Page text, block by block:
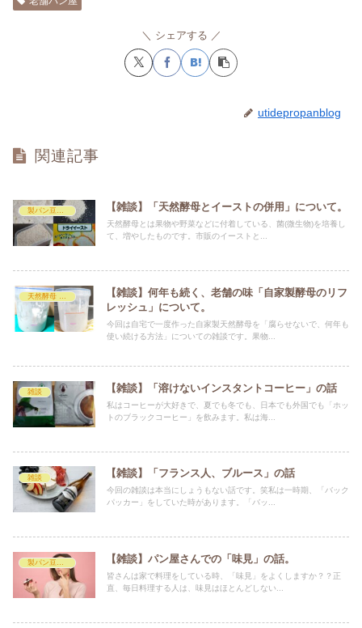
シェアする
utidepropanblog
関連記事
製パン豆知識 【雑談】「天然酵母とイーストの併用」について。
天然酵母とは果物や野菜などに付着している、菌(微生物)を培養し
て、増やしたものです。市販のイーストと...
【雑談】何年も続く、老舗の味「自家製酵母のリフ
レッシュ」について。
今回は自宅で一度作った自家製天然酵母を「腐らせないで、何年も
使い続ける方法」についての雑談です。果物...
雑談 【雑談】「溶けないインスタントコーヒー」の話
私はコーヒーが大好きで、夏でも冬でも、日本でも外国でも「ホッ
トのブラックコーヒー」を飲みます。私は海...
雑談 【雑談】「フランス人、ブルース」の話
今回の雑談は本当にしょうもない話です。笑私は一時期、「バック
パッカー」をしていた時があります。「バッ...
製パン豆知識 【雑談】パン屋さんでの「味見」の話。
皆さんは家で料理をしている時、「味見」をよくしますか？？正
直、毎日料理する人は、味見はほとんどしない...